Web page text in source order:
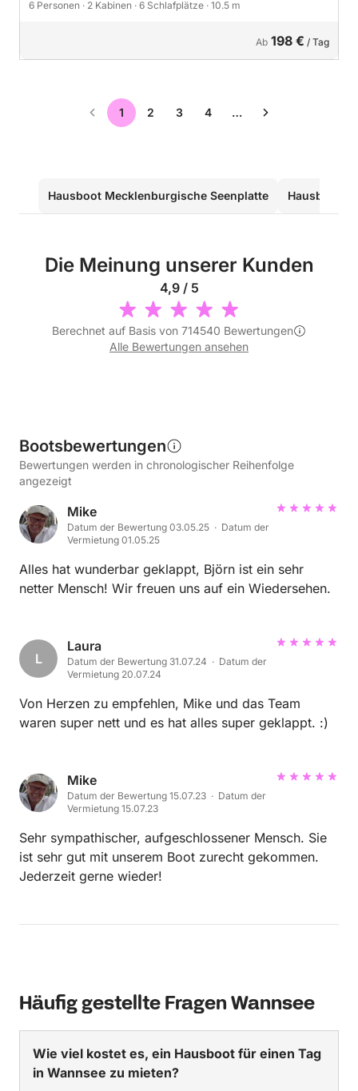
6 Personen · 2 Kabinen · 6 Schlafplätze · 10.5 m
Ab 198 € / Tag
1 2 3 4 …
Hausboot Mecklenburgische Seenplatte Hausboot
Die Meinung unserer Kunden
4,9 / 5
Berechnet auf Basis von 714540 Bewertungen
Alle Bewertungen ansehen
Bootsbewertungen
Bewertungen werden in chronologischer Reihenfolge
angezeigt
Mike
Datum der Bewertung 03.05.25 · Datum der
Vermietung 01.05.25
Alles hat wunderbar geklappt, Björn ist ein sehr
netter Mensch! Wir freuen uns auf ein Wiedersehen.
L
Laura
Datum der Bewertung 31.07.24 · Datum der
Vermietung 20.07.24
Von Herzen zu empfehlen, Mike und das Team
waren super nett und es hat alles super geklappt. :)
Mike
Datum der Bewertung 15.07.23 · Datum der
Vermietung 15.07.23
Sehr sympathischer, aufgeschlossener Mensch. Sie
ist sehr gut mit unserem Boot zurecht gekommen.
Jederzeit gerne wieder!
Häufig gestellte Fragen Wannsee
Wie viel kostet es, ein Hausboot für einen Tag
in Wannsee zu mieten?